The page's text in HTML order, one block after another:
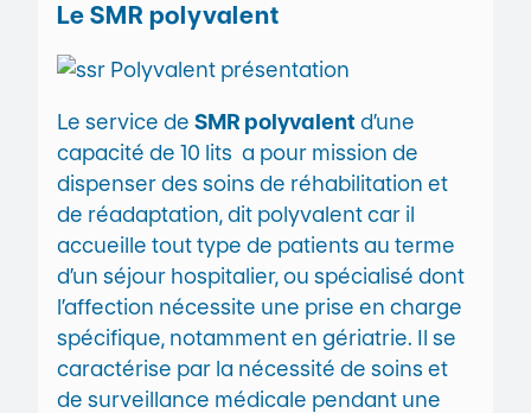
Le SMR polyvalent
Le service de SMR polyvalent d’une
capacité de 10 lits a pour mission de
dispenser des soins de réhabilitation et
de réadaptation, dit polyvalent car il
accueille tout type de patients au terme
d’un séjour hospitalier, ou spécialisé dont
l’affection nécessite une prise en charge
spécifique, notamment en gériatrie. Il se
caractérise par la nécessité de soins et
de surveillance médicale pendant une